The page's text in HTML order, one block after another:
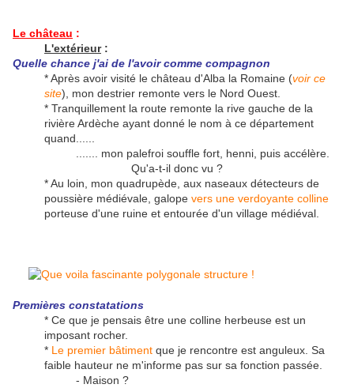
Le château :
L'extérieur:
Quelle chance j'ai de l'avoir comme compagnon
* Après avoir visité le château d'Alba la Romaine (voir ce
site), mon destrier remonte vers le Nord Ouest.
* Tranquillement la route remonte la rive gauche de la
rivière Ardèche ayant donné le nom à ce département
quand......
....... mon palefroi souffle fort, henni, puis accélère.
Qu'a-t-il donc vu ?
* Au loin, mon quadrupède, aux naseaux détecteurs de
poussière médiévale, galope vers une verdoyante colline
porteuse d'une ruine et entourée d'un village médiéval.
Premières constatations
* Ce que je pensais être une colline herbeuse est un
imposant rocher.
* Le premier bâtiment que je rencontre est anguleux. Sa
faible hauteur ne m'informe pas sur sa fonction passée.
- Maison ?